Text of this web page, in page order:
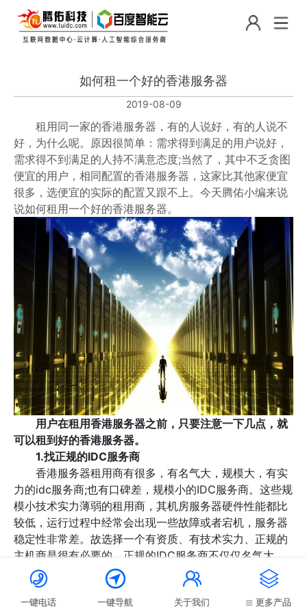
如何租一个好的香港服务器
2019-08-09
租用同一家的香港服务器，有的人说好，有的人说不
好，为什么呢。原因很简单：需求得到满足的用户说好，
需求得不到满足的人持不满意态度;当然了，其中不乏贪图
便宜的用户，相同配置的香港服务器，这家比其他家便宜
很多，选便宜的实际的配置又跟不上。今天腾佑小编来说
说如何租用一个好的香港服务器。
用户在租用香港服务器之前，只要注意一下几点，就
可以租到好的香港服务器。
1.找正规的IDC服务商
香港服务器租用商有很多，有名气大，规模大，有实
力的idc服务商;也有口碑差，规模小的IDC服务商。这些规
模小技术实力薄弱的租用商，其机房服务器硬件性能都比
较低，运行过程中经常会出现一些故障或者宕机，服务器
稳定性非常差。故选择一个有资质、有技术实力、正规的
主机商是很有必要的。正规的IDC服务商不仅仅名气大，
实力强，重要的是机房规格高，基础设施完善，相应的硬
件配置和网络资源较为丰富。
2.测试香港服务器速度

一键电话

一键导航

关于我们

更多产品